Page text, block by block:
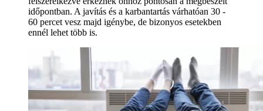
időpontban. A javítás és a karbantartás várhatóan 30 -
60 percet vesz majd igénybe, de bizonyos esetekben
ennél lehet több is.